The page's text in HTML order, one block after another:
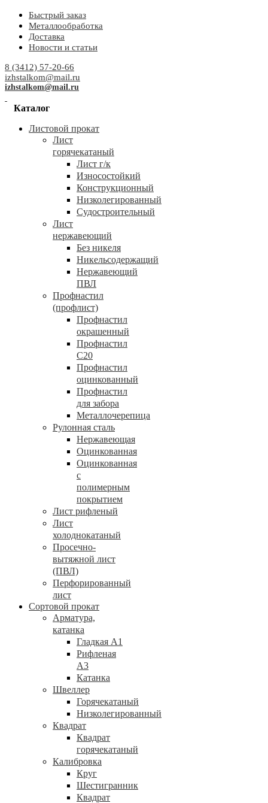
Быстрый заказ
Металлообработка
Доставка
Новости и статьи
8 (3412) 57-20-66
izhstalkom@mail.ru
izhstalkom@mail.ru
Каталог
Листовой прокат
Лист
горячекатаный
Лист г/к
Износостойкий
Конструкционный
Низколегированный
Судостроительный
Лист
нержавеющий
Без никеля
Никельсодержащий
Нержавеющий
ПВЛ
Профнастил
(профлист)
Профнастил
окрашенный
Профнастил
С20
Профнастил
оцинкованный
Профнастил
для забора
Металлочерепица
Рулонная сталь
Нержавеющая
Оцинкованная
Оцинкованная
с
полимерным
покрытием
Лист рифленый
Лист
холоднокатаный
Просечно-
вытяжной лист
(ПВЛ)
Перфорированный
лист
Сортовой прокат
Арматура,
катанка
Гладкая А1
Рифленая
А3
Катанка
Швеллер
Горячекатаный
Низколегированный
Квадрат
Квадрат
горячекатаный
Калибровка
Круг
Шестигранник
Квадрат